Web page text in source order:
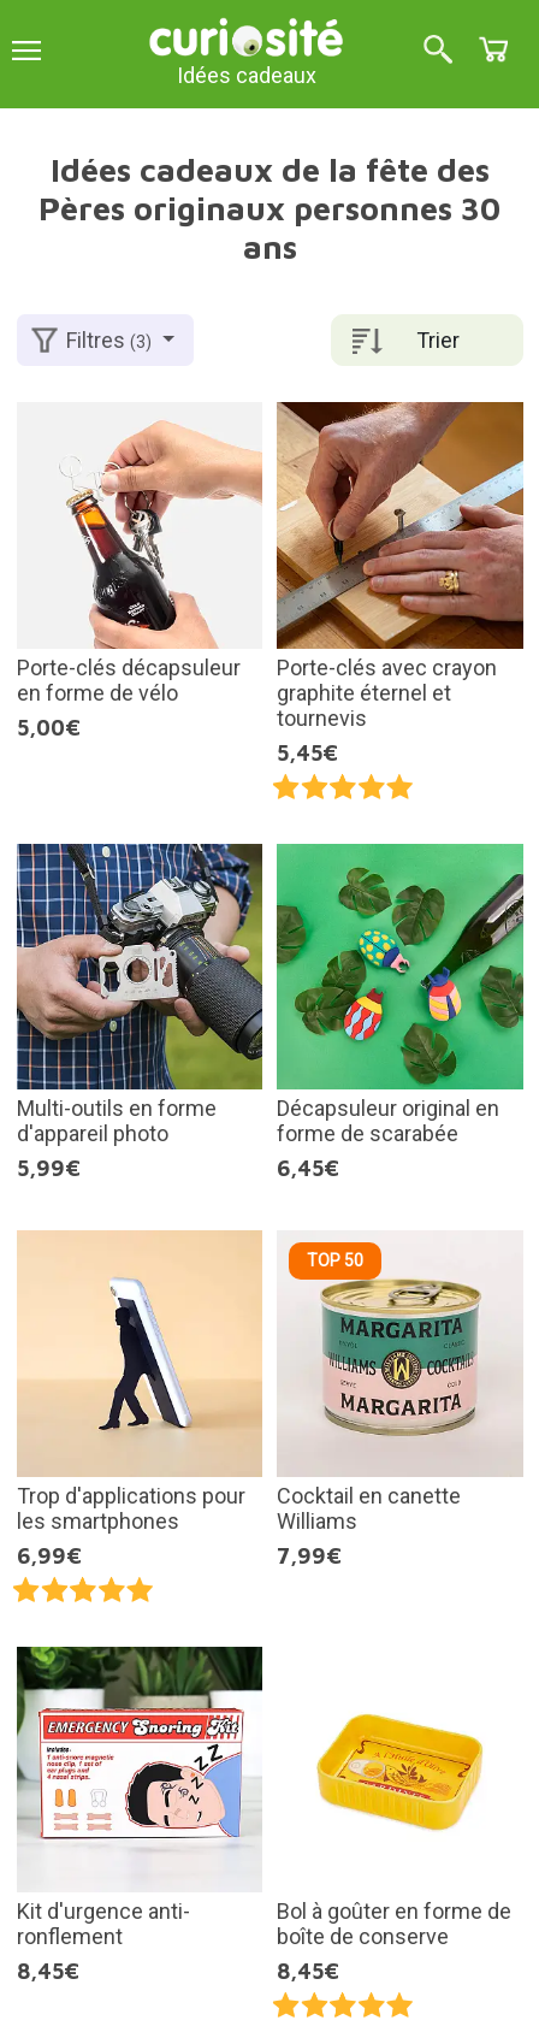
Idées cadeaux
Idées cadeaux de la fête des
Pères originaux personnes 30
ans
Trier
Filtres(3)
Porte-clés décapsuleur
en forme de vélo
5,00€
Porte-clés avec crayon
graphite éternel et
tournevis
5,45€
Multi-outils en forme
d'appareil photo
5,99€
Décapsuleur original en
forme de scarabée
6,45€
Trop d'applications pour
les smartphones
6,99€
TOP 50
Cocktail en canette
Williams
7,99€
Kit d'urgence anti-
ronflement
8,45€
Bol à goûter en forme de
boîte de conserve
8,45€